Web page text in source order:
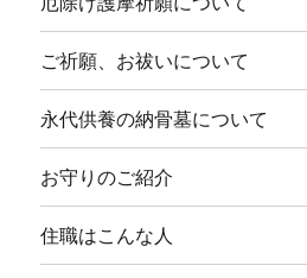
ご祈願、お祓いについて
永代供養の納骨墓について
お守りのご紹介
住職はこんな人